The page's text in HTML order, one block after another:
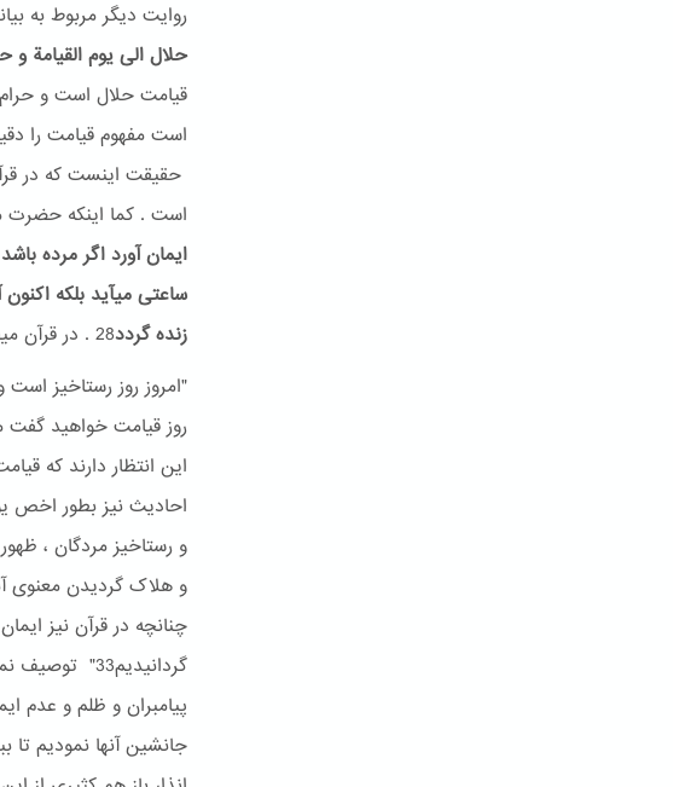
روایت دیگر مربوط به
حلال الی یوم القیامة و
قیامت حلال است و
است مفهوم قیامت را
حقیقت اینست که در
است . کما اینکه حضرت
ایمان آورد اگر مرده
ساعتی میآید بلکه
زنده گردد28 . در قرآن میفرمایند :
و رستاخیز مردگان ،
و هلاک گردیدن معنوی
چنانچه در قرآن نیز
جانشین آنها نمودیم